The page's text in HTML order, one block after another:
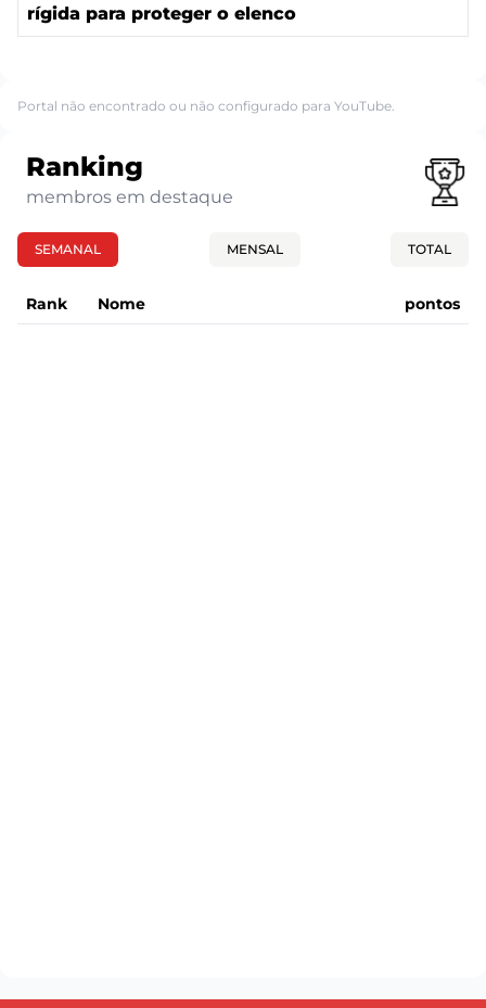
rígida para proteger o elenco
Portal não encontrado ou não configurado para YouTube.
Ranking
membros em destaque
SEMANAL MENSAL TOTAL
Rank Nome pontos